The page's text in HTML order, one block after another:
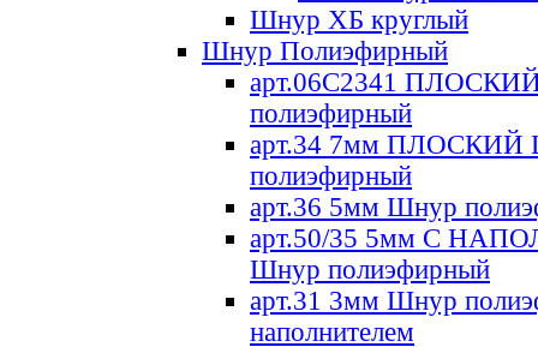
Шнур ХБ круглый
Шнур Полиэфирный
арт.06С2341
полиэфирный
арт.34 7мм ПЛОСКИЙ
полиэфирный
арт.36 5мм Шнур
арт.50/35 5мм С
Шнур полиэфирный
арт.31 3мм Шнур
наполнителем